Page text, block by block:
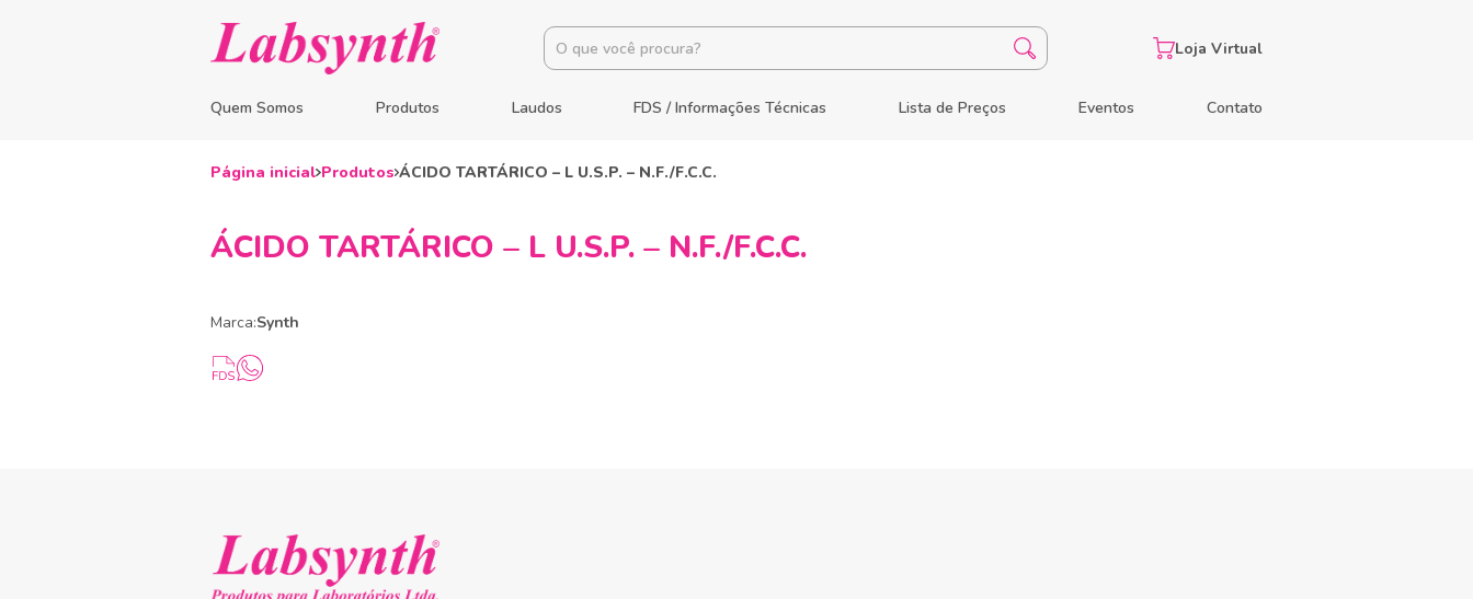
Quem Somos Produtos Laudos FDS / Informações Técnicas Lista de Preços Eventos Contato
Loja Virtual
Página inicial Produtos ÁCIDO TARTÁRICO – L U.S.P. – N.F./F.C.C.
ÁCIDO TARTÁRICO – L U.S.P. – N.F./F.C.C.
Marca:Synth